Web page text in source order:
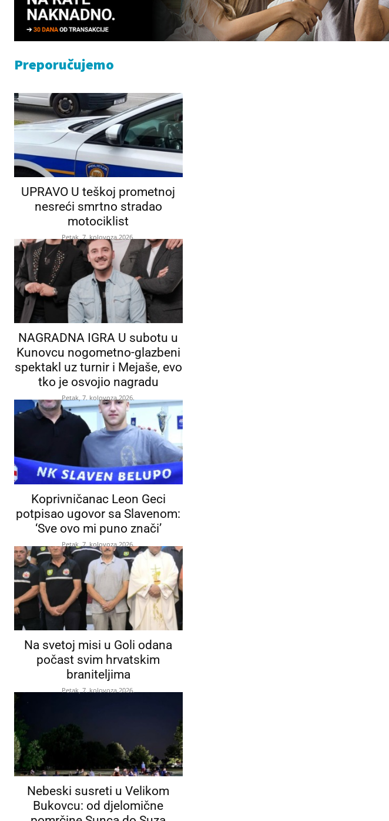
Preporučujemo
UPRAVO U teškoj prometnoj
nesreći smrtno stradao
motociklist
Petak, 7. kolovoza 2026.
NAGRADNA IGRA U subotu u
Kunovcu nogometno-glazbeni
spektakl uz turnir i Mejaše, evo
tko je osvojio nagradu
Petak, 7. kolovoza 2026.
Koprivničanac Leon Geci
potpisao ugovor sa Slavenom:
‘Sve ovo mi puno znači’
Petak, 7. kolovoza 2026.
Na svetoj misi u Goli odana
počast svim hrvatskim
braniteljima
Petak, 7. kolovoza 2026.
Nebeski susreti u Velikom
Bukovcu: od djelomične